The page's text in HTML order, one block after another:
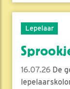
Lepelaar
16.07.26 De